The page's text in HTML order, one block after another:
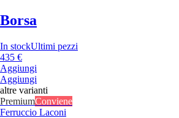
Borsa
In stockUltimi pezzi
435 €
Aggiungi
Aggiungi
altre varianti
PremiumConviene
Ferruccio Laconi